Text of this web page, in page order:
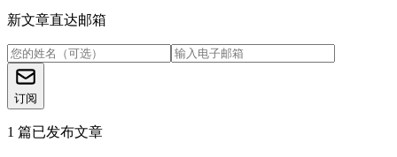
新文章直达邮箱
订阅
1 篇已发布文章